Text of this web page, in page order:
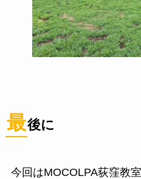
最後に
今回はMOCOLPA荻窪教